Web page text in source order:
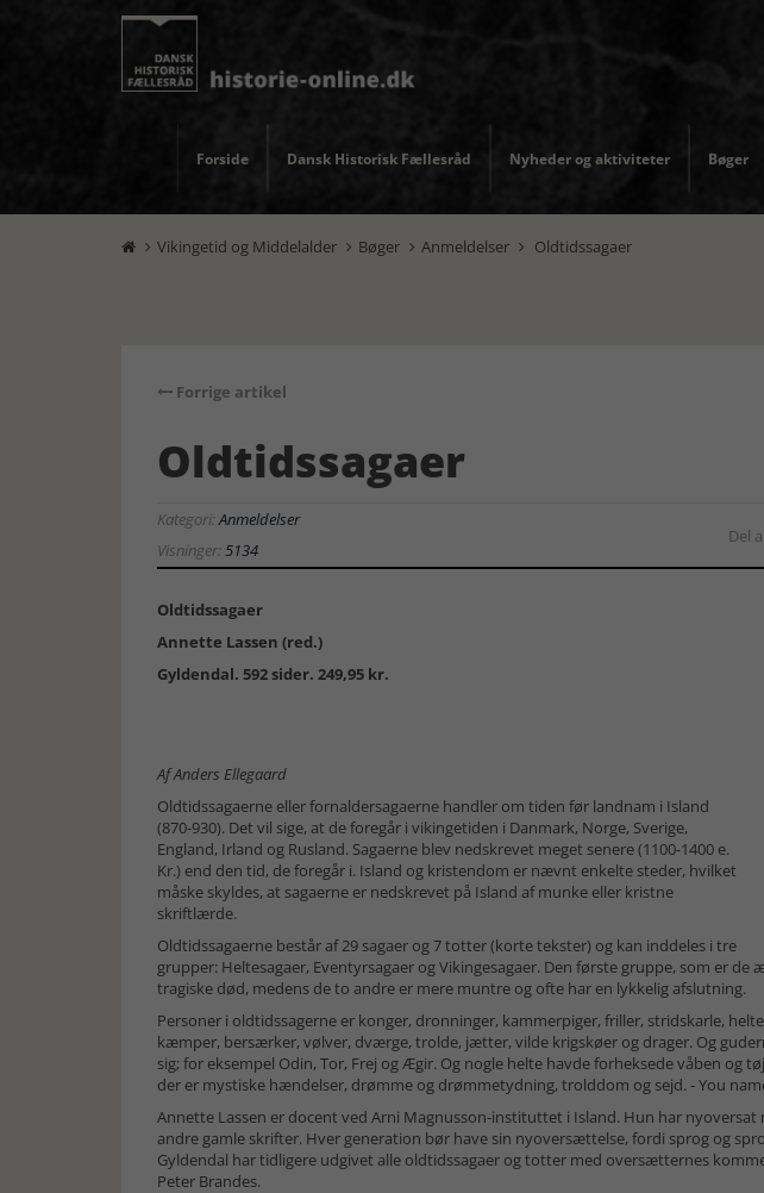
Forside Dansk Historisk Fællesråd Nyheder og aktiviteter Bøger
 Vikingetid og Middelalder  Bøger  Anmeldelser  Oldtidssagaer
Forrige artikel
Oldtidssagaer
Kategori:Anmeldelser
Visninger:5134
Del
Oldtidssagaer
Annette Lassen (red.)
Gyldendal. 592 sider. 249,95 kr.
Af Anders Ellegaard
Oldtidssagaerne eller fornaldersagaerne handler om tiden før landnam i Island
(870-930). Det vil sige, at de foregår i vikingetiden i Danmark, Norge, Sverige,
England, Irland og Rusland. Sagaerne blev nedskrevet meget senere (1100-1400 e.
Kr.) end den tid, de foregår i. Island og kristendom er nævnt enkelte steder, hvilket
måske skyldes, at sagaerne er nedskrevet på Island af munke eller kristne
skriftlærde.
Oldtidssagaerne består af 29 sagaer og 7 totter (korte tekster) og kan inddeles i tre
grupper: Heltesagaer, Eventyrsagaer og Vikingesagaer. Den første gruppe, som er
tragiske død, medens de to andre er mere muntre og ofte har en lykkelig afslutning.
Personer i oldtidssagerne er konger, dronninger, kammerpiger, friller, stridskarle,
kæmper, bersærker, vølver, dværge, trolde, jætter, vilde krigskøer og drager. Og
sig; for eksempel Odin, Tor, Frej og Ægir. Og nogle helte havde forheksede våben og
der er mystiske hændelser, drømme og drømmetydning, trolddom og sejd. - You
Annette Lassen er docent ved Arni Magnusson-instituttet i Island. Hun har nyoversat
andre gamle skrifter. Hver generation bør have sin nyoversættelse, fordi sprog og
Gyldendal har tidligere udgivet alle oldtidssagaer og totter med oversætternes
Peter Brandes.